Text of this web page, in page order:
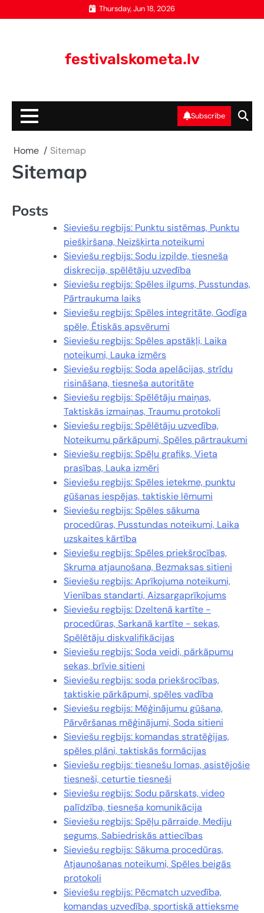
to
Thursday, Jun 18, 2026
festivalskometa.lv
Subscribe
Home Sitemap
Sitemap
Posts
Sieviešu regbijs: Punktu sistēmas, Punktu
piešķiršana, Neizšķirta noteikumi
Sieviešu regbijs: Sodu izpilde, tiesneša
diskrecija, spēlētāju uzvedība
Sieviešu regbijs: Spēles ilgums, Pusstundas,
Pārtraukuma laiks
Sieviešu regbijs: Spēles integritāte, Godīga
spēle, Ētiskās apsvērumi
Sieviešu regbijs: Spēles apstākļi, Laika
noteikumi, Lauka izmērs
Sieviešu regbijs: Soda apelācijas, strīdu
risināšana, tiesneša autoritāte
Sieviešu regbijs: Spēlētāju maiņas,
Taktiskās izmaiņas, Traumu protokoli
Sieviešu regbijs: Spēlētāju uzvedība,
Noteikumu pārkāpumi, Spēles pārtraukumi
Sieviešu regbijs: Spēļu grafiks, Vieta
prasības, Lauka izmēri
Sieviešu regbijs: Spēles ietekme, punktu
gūšanas iespējas, taktiskie lēmumi
Sieviešu regbijs: Spēles sākuma
procedūras, Pusstundas noteikumi, Laika
uzskaites kārtība
Sieviešu regbijs: Spēles priekšrocības,
Skruma atjaunošana, Bezmaksas sitieni
Sieviešu regbijs: Aprīkojuma noteikumi,
Vienības standarti, Aizsargaprīkojums
Sieviešu regbijs: Dzeltenā kartīte -
procedūras, Sarkanā kartīte - sekas,
Spēlētāju diskvalifikācijas
Sieviešu regbijs: Soda veidi, pārkāpumu
sekas, brīvie sitieni
Sieviešu regbijs: soda priekšrocības,
taktiskie pārkāpumi, spēles vadība
Sieviešu regbijs: Mēģinājumu gūšana,
Pārvēršanas mēģinājumi, Soda sitieni
Sieviešu regbijs: komandas stratēģijas,
spēles plāni, taktiskās formācijas
Sieviešu regbijs: tiesnešu lomas, asistējošie
tiesneši, ceturtie tiesneši
Sieviešu regbijs: Sodu pārskats, video
palīdzība, tiesneša komunikācija
Sieviešu regbijs: Spēļu pārraide, Mediju
segums, Sabiedriskās attiecības
Sieviešu regbijs: Sākuma procedūras,
Atjaunošanas noteikumi, Spēles beigās
protokoli
Sieviešu regbijs: Pēcmatch uzvedība,
komandas uzvedība, sportiskā attieksme